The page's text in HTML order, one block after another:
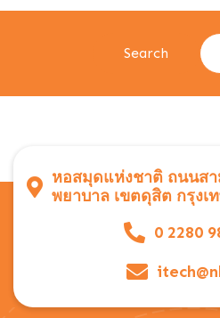
หอสมุดแห่งชาติ ถนนสา
พยาบาล เขตดุสิต กรุงเ
0 2280